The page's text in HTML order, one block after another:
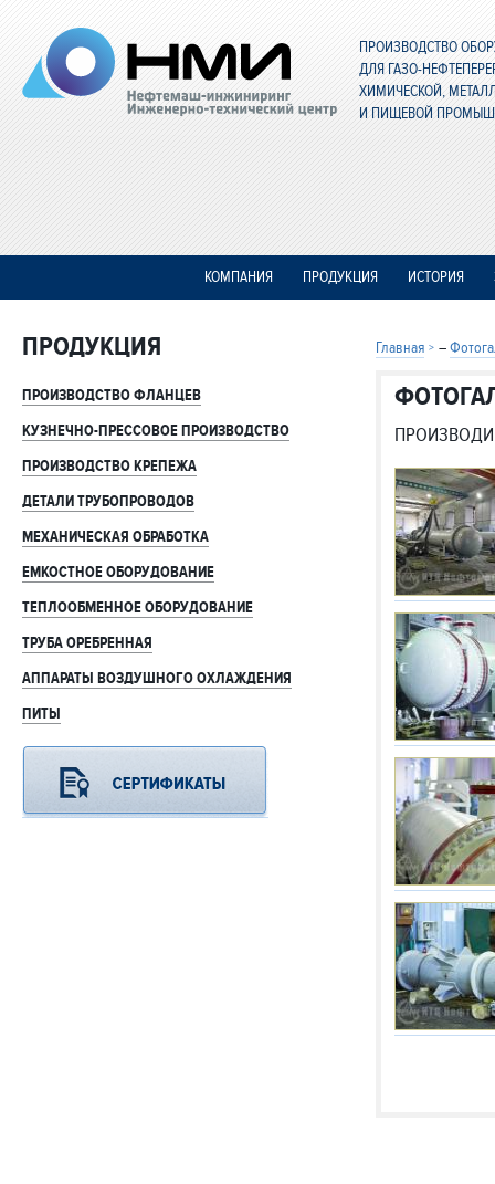
ПРОИЗВОДСТВО
ДЛЯ ГАЗО-
ХИМИЧЕСКОЙ,
И ПИЩЕВОЙ
КОМПАНИЯ ПРОДУКЦИЯ ИСТОРИЯ
Главная –
ПРОДУКЦИЯ
ПРОИЗВОДСТВО ФЛАНЦЕВ
КУЗНЕЧНО-ПРЕССОВОЕ ПРОИЗВОДСТВО
ПРОИЗВОДСТВО КРЕПЕЖА
ДЕТАЛИ ТРУБОПРОВОДОВ
МЕХАНИЧЕСКАЯ ОБРАБОТКА
ЕМКОСТНОЕ ОБОРУДОВАНИЕ
ТЕПЛООБМЕННОЕ ОБОРУДОВАНИЕ
ТРУБА ОРЕБРЕННАЯ
АППАРАТЫ ВОЗДУШНОГО ОХЛАЖДЕНИЯ
ПИТЫ